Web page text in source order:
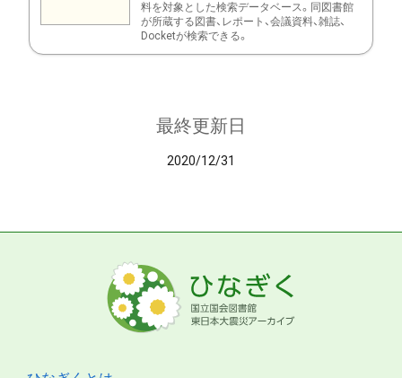
料を対象とした検索データベース。同図書館
が所蔵する図書、レポート、会議資料、雑誌、
Docketが検索できる。
最終更新日
2020/12/31